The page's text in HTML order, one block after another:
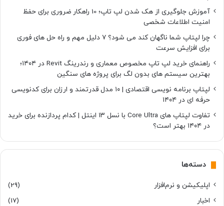
آموزش جلوگیری از هک شدن لپ تاپ؛ 10 راهکار ضروری برای حفظ
امنیت اطلاعات شخصی
چرا لپتاپ شما ناگهان کند می شود؟ ۷ دلیل مهم و راه حل های فوری
برای افزایش سرعت
راهنمای خرید لپ تاپ مخصوص معماری و رندرینگ Revit در ۱۴۰۴؛
بهترین سیستم های بدون لگ برای پروژه های سنگین
لپتاپ برنامه نویسی اقتصادی | ۱۰ مدل قدرتمند و ارزان برای کدنویسی
حرفه ای در ۱۴۰۴
تفاوت لپتاپ های Core Ultra با نسل ۱۳ اینتل | کدام پردازنده برای خرید
در ۱۴۰۴ بهتر است؟
دسته‌ها
اپلیکیشن و نرم‌افزار
(29)
اخبار
(17)